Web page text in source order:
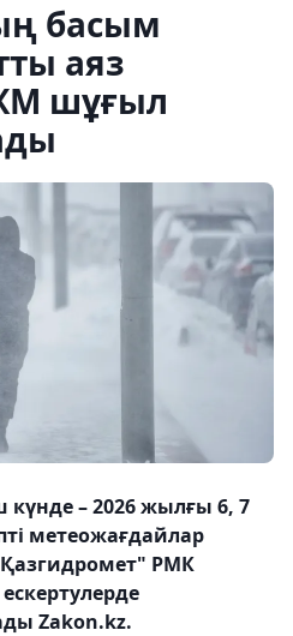
басым
аяз
шұғыл
күнде – 2026 жылғы 6, 7
метеожағдайлар
РМК
Zakon.kz.